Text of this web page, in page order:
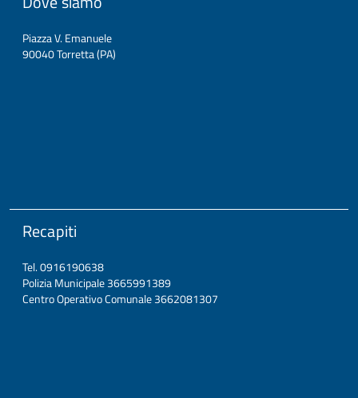
Piazza V. Emanuele
90040 Torretta (PA)
Recapiti
Tel. 0916190638
Polizia Municipale 3665991389
Centro Operativo Comunale 3662081307